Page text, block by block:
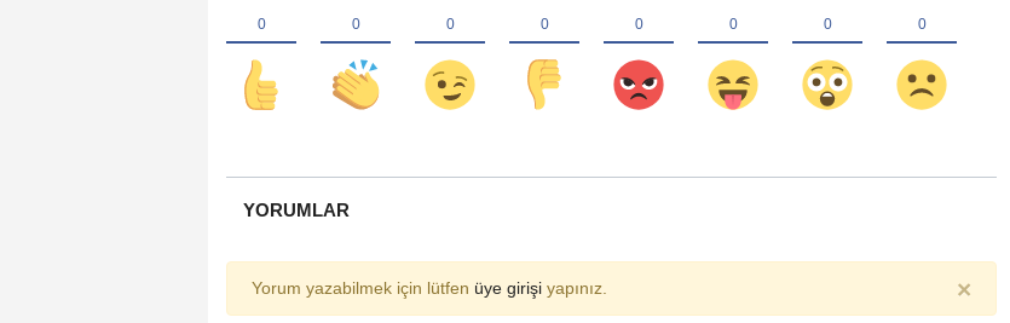
YORUMLAR
Yorum yazabilmek için lütfen üye girişi yapınız. ×